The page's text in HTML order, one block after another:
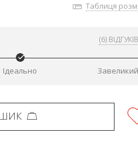
Таблиця
(6) ВІДГУКІВ
Ідеально Завеликий